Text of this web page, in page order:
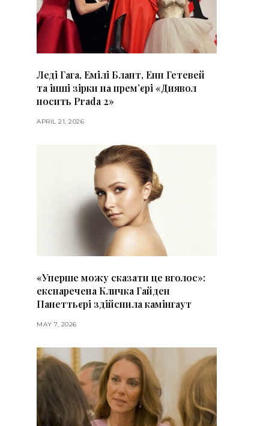
Леді Гага, Емілі Блант, Енн Гетевей
та інші зірки на премʼєрі «Диявол
носить Prada 2»
APRIL 21, 2026
«Уперше можу сказати це вголос»:
екснаречена Кличка Гайден
Панеттьєрі здійснила камінгаут
MAY 7, 2026